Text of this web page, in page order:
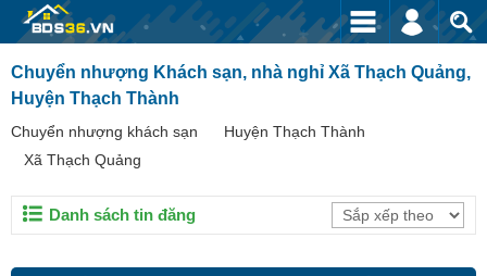
Chuyển nhượng Khách sạn, nhà nghỉ Xã Thạch Quảng,
Huyện Thạch Thành
Chuyển nhượng khách sạn
Huyện Thạch Thành
Xã Thạch Quảng
Danh sách tin đăng